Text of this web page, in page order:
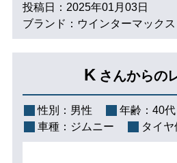
投稿日：2025年01月03日
ブランド：ウインターマック
K さんからの
性別： 男性 年齢： 40代
車種： ジムニー タイヤ